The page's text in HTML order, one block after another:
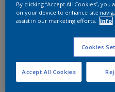
Format
Quantité
By clicking “Accept All Cookies”,
on your device to enhance site
assist in our marketing efforts.
Info
Cookies
Accept All Cookies